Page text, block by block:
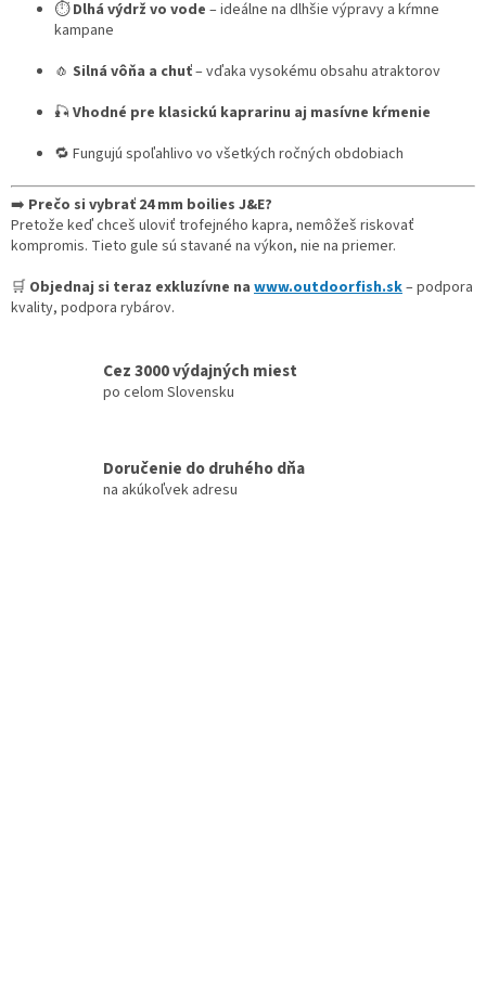
s
⏱️Dlhá výdrž vo vode – ideálne na dlhšie výpravy a kŕmne
kampane
🧄 Silná vôňa a chuť– vďaka vysokému obsahu atraktorov
🎣 Vhodné pre klasickú kaprarinu aj masívne kŕmenie
🔁 Fungujú spoľahlivo vo všetkých ročných obdobiach
➡️ Prečo si vybrať 24 mm boilies J&E?
Pretože keď chceš uloviť trofejného kapra, nemôžeš riskovať
kompromis. Tieto gule sú stavané na výkon, nie na priemer.
🛒 Objednaj si teraz exkluzívne na www.outdoorfish.sk– podpora
kvality, podpora rybárov.
Cez 3000 výdajných miest
po celom Slovensku
Doručenie do druhého dňa
na akúkoľvek adresu